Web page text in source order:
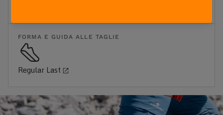
FORMA E GUIDA ALLE TAGLIE
Regular Last